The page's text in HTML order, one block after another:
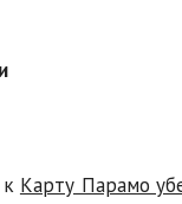
Карту Парамо